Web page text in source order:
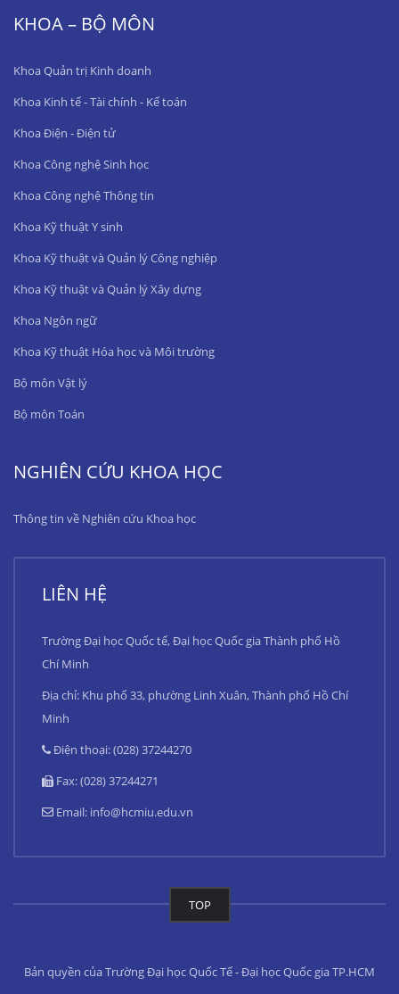
KHOA – BỘ MÔN
Khoa Quản trị Kinh doanh
Khoa Kinh tế - Tài chính - Kế toán
Khoa Điện - Điện tử
Khoa Công nghệ Sinh học
Khoa Công nghệ Thông tin
Khoa Kỹ thuật Y sinh
Khoa Kỹ thuật và Quản lý Công nghiệp
Khoa Kỹ thuật và Quản lý Xây dựng
Khoa Ngôn ngữ
Khoa Kỹ thuật Hóa học và Môi trường
Bộ môn Vật lý
Bộ môn Toán
NGHIÊN CỨU KHOA HỌC
Thông tin về Nghiên cứu Khoa học
LIÊN HỆ
Trường Đại học Quốc tế, Đại học Quốc gia Thành phố Hồ
Chí Minh
Địa chỉ: Khu phố 33, phường Linh Xuân, Thành phố Hồ Chí
Minh
Điện thoại: (028) 37244270
Fax: (028) 37244271
Email: info@hcmiu.edu.vn
TOP
Bản quyền của Trường Đại học Quốc Tế - Đại học Quốc gia TP.HCM